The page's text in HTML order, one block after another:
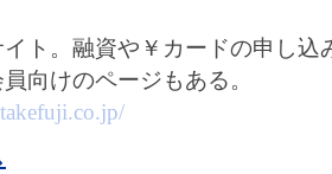
ト。融資や￥カードの申し込
向けのページもある。